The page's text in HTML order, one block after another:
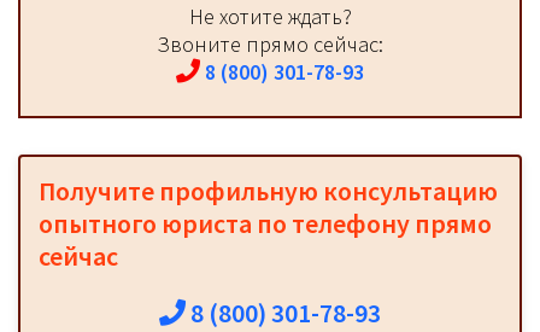
Не хотите ждать?
Звоните прямо сейчас:
8 (800) 301-78-93
Получите профильную консультацию
опытного юриста по телефону прямо
сейчас
8 (800) 301-78-93